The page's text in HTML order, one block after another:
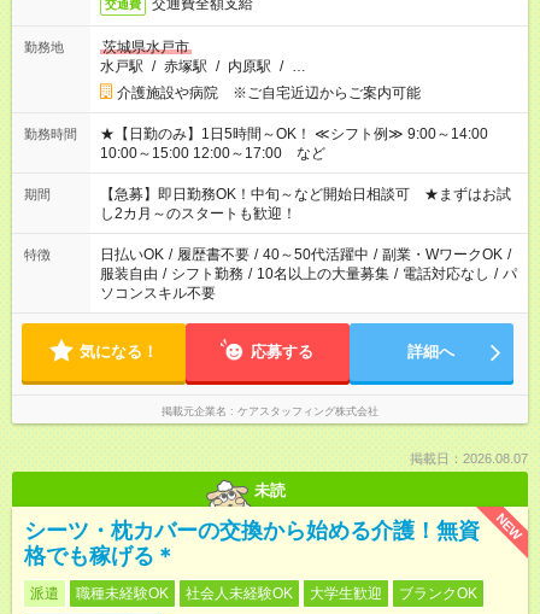
交通費 交通費全額支給
勤務地
茨城県水戸市
水戸駅 / 赤塚駅 / 内原駅 / …
介護施設や病院 ※ご自宅近辺からご案内可能
勤務時間
★【日勤のみ】1日5時間～OK！ ≪シフト例≫ 9:00～14:00
10:00～15:00 12:00～17:00 など
期間
【急募】即日勤務OK！中旬～など開始日相談可 ★まずはお試
し2カ月～のスタートも歓迎！
特徴 日払いOK / 履歴書不要 / 40～50代活躍中 / 副業・WワークOK /
服装自由 / シフト勤務 / 10名以上の大量募集 / 電話対応なし / パ
ソコンスキル不要
気になる！ 応募する 詳細へ
掲載元企業名 ケアスタッフィング株式会社
掲載日：2026.08.07
未読
NEW
シーツ・枕カバーの交換から始める介護！無資
格でも稼げる＊
派遣 職種未経験OK 社会人未経験OK 大学生歓迎
ブランクOK